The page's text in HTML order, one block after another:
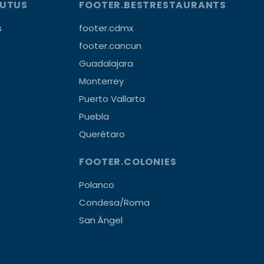
FOOTER.BESTRESTAURANTS
footer.cdmx
footer.cancun
Guadalajara
Monterrey
Puerto Vallarta
Puebla
Querétaro
FOOTER.COLONIES
Polanco
Condesa/Roma
San Ángel